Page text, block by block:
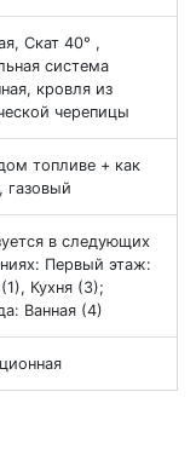
Скат 40° ,
система
кровля из
черепицы
топливе + как
газовый
в следующих
Первый этаж:
Кухня (3);
Ванная (4)